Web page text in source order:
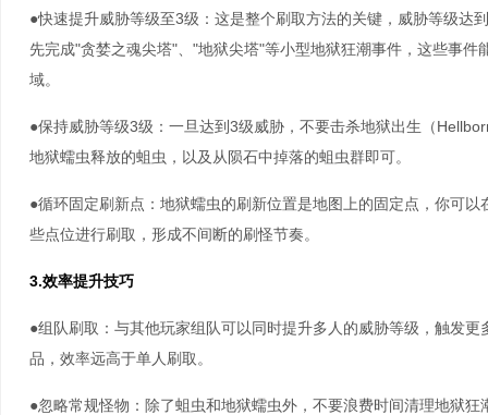
●快速提升威胁等级至3级：这是整个刷取方法的关键，威胁等级达
先完成"贪婪之魂尖塔"、"地狱尖塔"等小型地狱狂潮事件，这些事
域。
●保持威胁等级3级：一旦达到3级威胁，不要击杀地狱出生（
地狱蠕虫释放的蛆虫，以及从陨石中掉落的蛆虫群即可。
●循环固定刷新点：地狱蠕虫的刷新位置是地图上的固定点，你可
些点位进行刷取，形成不间断的刷怪节奏。
3.效率提升技巧
●组队刷取：与其他玩家组队可以同时提升多人的威胁等级，触发
品，效率远高于单人刷取。
●忽略常规怪物：除了蛆虫和地狱蠕虫外，不要浪费时间清理地狱